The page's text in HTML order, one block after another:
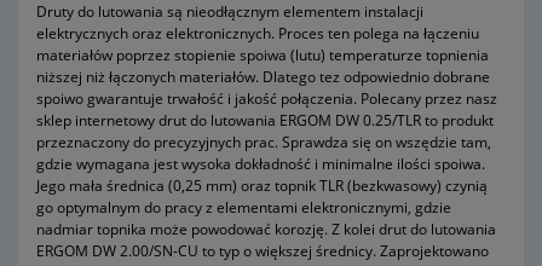
Druty do lutowania są nieodłącznym elementem instalacji
elektrycznych oraz elektronicznych. Proces ten polega na łączeniu
materiałów poprzez stopienie spoiwa (lutu) temperaturze topnienia
niższej niż łączonych materiałów. Dlatego tez odpowiednio dobrane
spoiwo gwarantuje trwałość i jakość połączenia. Polecany przez nasz
sklep internetowy drut do lutowania ERGOM DW 0.25/TLR to produkt
przeznaczony do precyzyjnych prac. Sprawdza się on wszędzie tam,
gdzie wymagana jest wysoka dokładność i minimalne ilości spoiwa.
Jego mała średnica (0,25 mm) oraz topnik TLR (bezkwasowy) czynią
go optymalnym do pracy z elementami elektronicznymi, gdzie
nadmiar topnika może powodować korozję. Z kolei drut do lutowania
ERGOM DW 2.00/SN-CU to typ o większej średnicy. Zaprojektowano